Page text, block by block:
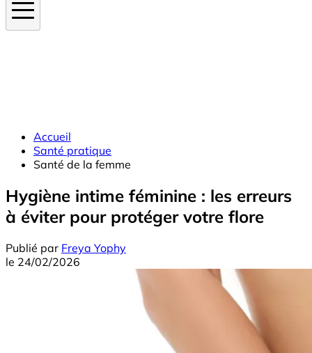
Accueil
Santé pratique
Santé de la femme
Hygiène intime féminine : les erreurs
à éviter pour protéger votre flore
Publié par Freya Yophy
le 24/02/2026